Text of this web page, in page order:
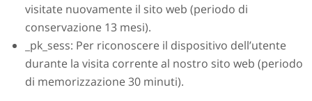
visitate nuovamente il sito web (periodo di
conservazione 13 mesi).
_pk_sess: Per riconoscere il dispositivo dell’utente
durante la visita corrente al nostro sito web (periodo
di memorizzazione 30 minuti).